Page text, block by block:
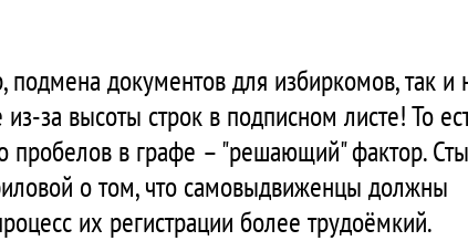
документов для избиркомов, так
за высоты строк в подписном листе! То
пробелов в графе – "решающий" фактор.
о том, что самовыдвиженцы должны
их регистрации более трудоёмкий.